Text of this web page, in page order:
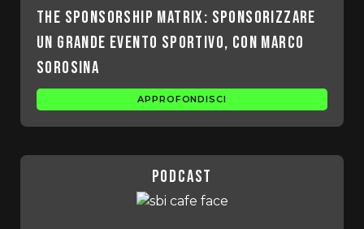
The sponsorship matrix: sponsorizzare
un grande evento sportivo, con Marco
Sorosina
APPROFONDISCI
podcast